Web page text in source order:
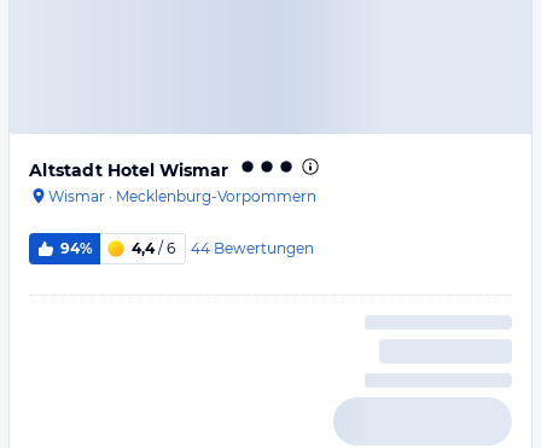
Altstadt Hotel Wismar
Wismar · Mecklenburg-Vorpommern
94% 4,4/ 6 44 Bewertungen